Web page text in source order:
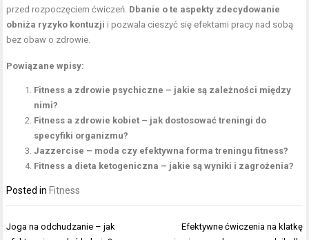
przed rozpoczęciem ćwiczeń. Dbanie o te aspekty zdecydowanie
obniża ryzyko kontuzji i pozwala cieszyć się efektami pracy nad sobą
bez obaw o zdrowie.
Powiązane wpisy:
Fitness a zdrowie psychiczne – jakie są zależności między
nimi?
Fitness a zdrowie kobiet – jak dostosować treningi do
specyfiki organizmu?
Jazzercise – moda czy efektywna forma treningu fitness?
Fitness a dieta ketogeniczna – jakie są wyniki i zagrożenia?
Posted in Fitness
Nawigacja
Joga na odchudzanie – jak
Efektywne ćwiczenia na klatkę